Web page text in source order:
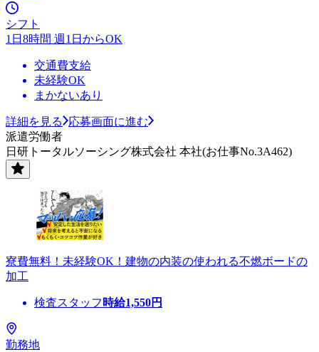
シフト
1日8時間 週1日からOK
交通費支給
未経験OK
まかないあり
詳細を見る
応募画面に進む
派遣労働者
日研トータルソーシング株式会社 本社(お仕事No.3A462)
寮費無料！未経験OK！建物の内装の使われる不燃ボードの
加工
検査スタッフ 時給1,550円
勤務地